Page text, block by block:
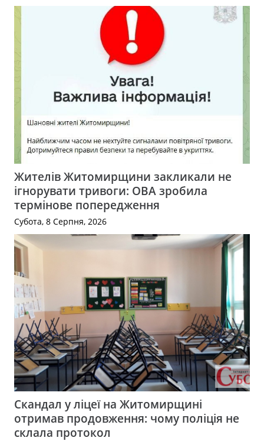
Жителів Житомирщини закликали не
ігнорувати тривоги: ОВА зробила
термінове попередження
Субота, 8 Серпня, 2026
Скандал у ліцеї на Житомирщині
отримав продовження: чому поліція не
склала протокол